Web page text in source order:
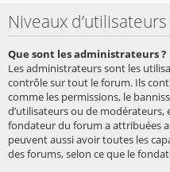
Niveaux
Que sont les administrateurs ?
Les administrateurs sont les
contrôle sur tout le forum. Ils
comme les permissions, le
d’utilisateurs ou de modérateurs,
fondateur du forum a attribuées
peuvent aussi avoir toutes les
des forums, selon ce que le